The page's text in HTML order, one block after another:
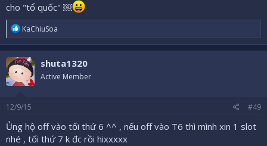
cho "tổ quốc" ￼
R
e
a
c
t
i
o
s
KaChiuSoa
shuta1320
Active Member
12/9/15 #49
Ủng hộ off vào tối thứ 6 ^^ , nếu off vào T6 thì mình xin 1 slot
nhé , tối thứ 7 k đc rồi hixxxxx